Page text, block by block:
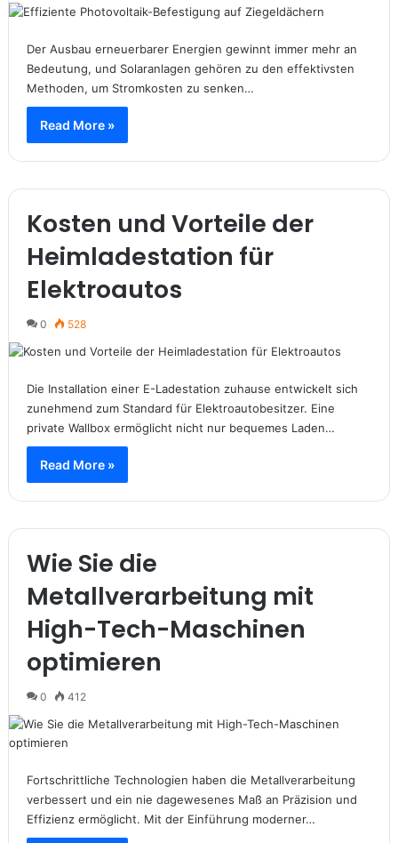
Der Ausbau erneuerbarer Energien gewinnt immer mehr an
Bedeutung, und Solaranlagen gehören zu den effektivsten
Methoden, um Stromkosten zu senken…
Read More »
Kosten und Vorteile der
Heimladestation für
Elektroautos
0 528
Die Installation einer E-Ladestation zuhause entwickelt sich
zunehmend zum Standard für Elektroautobesitzer. Eine
private Wallbox ermöglicht nicht nur bequemes Laden…
Read More »
Wie Sie die
Metallverarbeitung mit
High-Tech-Maschinen
optimieren
0 412
Fortschrittliche Technologien haben die Metallverarbeitung
verbessert und ein nie dagewesenes Maß an Präzision und
Effizienz ermöglicht. Mit der Einführung moderner…